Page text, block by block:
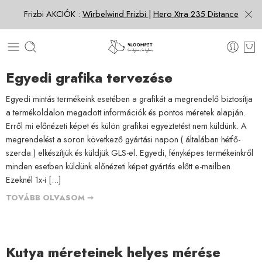
Frizbi AKCIÓK : Wirbelwind Frizbi | Hero Xtra 235 Distance
Egyedi grafika tervezése
Egyedi mintás termékeink esetében a grafikát a megrendelő biztosítja
a termékoldalon megadott információk és pontos méretek alapján.
Erről mi előnézeti képet és külön grafikai egyeztetést nem küldünk. A
megrendelést a soron következő gyártási napon ( általában hétfő-
szerda ) elkészítjük és küldjük GLS-el. Egyedi, fényképes termékeinkről
minden esetben küldünk előnézeti képet gyártás előtt e-mailben.
Ezeknél 1x-i [...]
TOVÁBB OLVASOM ➞
Kutya méreteinek helyes mérése